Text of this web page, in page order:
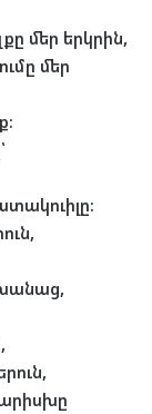
մեր երկրին,
մեր
՝